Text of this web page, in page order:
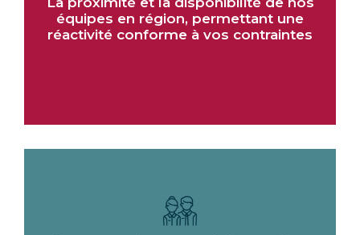
équipes en région, permettant une
réactivité conforme à vos contraintes